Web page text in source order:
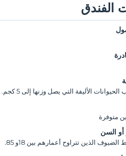
الفندق
الأليفة التي يصل وزنها إلى 5 كجم.
متوفرة
السن
الذين تتراوح أعمارهم بين 18و 85.